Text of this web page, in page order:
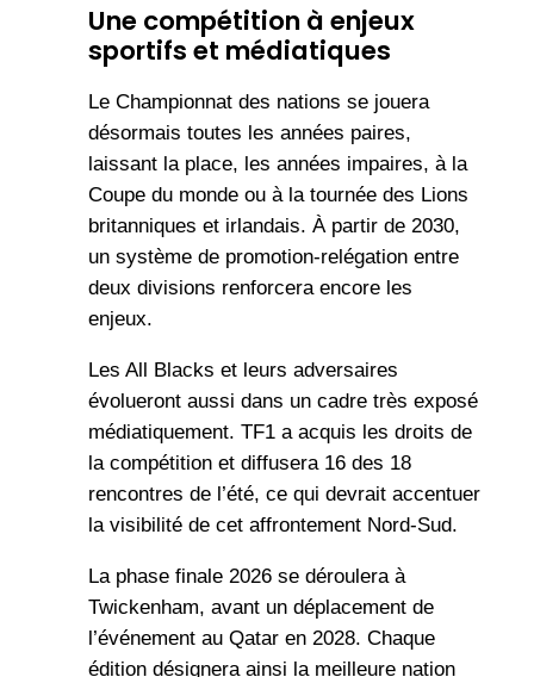
Une compétition à enjeux
sportifs et médiatiques
Le Championnat des nations se jouera
désormais toutes les années paires,
laissant la place, les années impaires, à la
Coupe du monde ou à la tournée des Lions
britanniques et irlandais. À partir de 2030,
un système de promotion-relégation entre
deux divisions renforcera encore les
enjeux.
Les All Blacks et leurs adversaires
évolueront aussi dans un cadre très exposé
médiatiquement. TF1 a acquis les droits de
la compétition et diffusera 16 des 18
rencontres de l’été, ce qui devrait accentuer
la visibilité de cet affrontement Nord-Sud.
La phase finale 2026 se déroulera à
Twickenham, avant un déplacement de
l’événement au Qatar en 2028. Chaque
édition désignera ainsi la meilleure nation